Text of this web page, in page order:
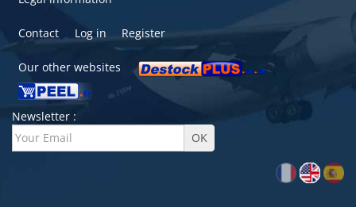
Contact Log in Register
Our other websites
Newsletter :